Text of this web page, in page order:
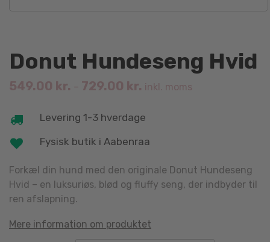
Donut Hundeseng Hvid
549.00 kr. – 729.00 kr. inkl. moms
Levering 1-3 hverdage
Fysisk butik i Aabenraa
Forkæl din hund med den originale Donut Hundeseng
Hvid – en luksuriøs, blød og fluffy seng, der indbyder til
ren afslapning.
Mere information om produktet